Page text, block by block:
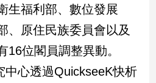
生福利部、數位發展
、原住民族委員會以及
16位閣員調整異動。
中心透過QuickseeK快析